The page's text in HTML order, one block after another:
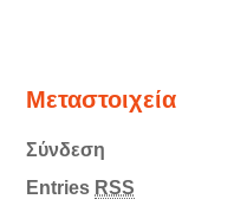
Μεταστοιχεία
Σύνδεση
Entries RSS